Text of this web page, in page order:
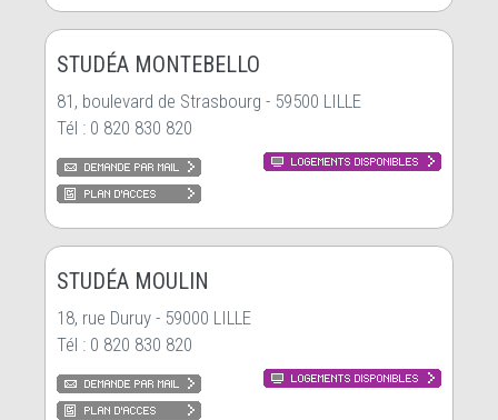
STUDÉA MONTEBELLO
81, boulevard de Strasbourg - 59500 LILLE
Tél : 0 820 830 820
STUDÉA MOULIN
18, rue Duruy - 59000 LILLE
Tél : 0 820 830 820